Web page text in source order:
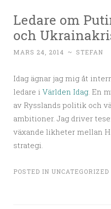
Ledare om
och
MARS 24, 2014 ~ STEFAN
Idag ägnar jag mig åt
ledare i Världen Idag. En
av Rysslands politik och
ambitioner. Jag driver
växande likheter mellan
strategi.
POSTED IN UNCATEGORIZED